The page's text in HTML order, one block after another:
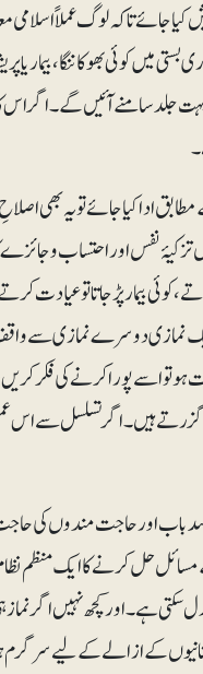
کیا جائے تاکہ لوگ عملاً
میں کوئی بھوکا ننگا ،
جلد سامنے آئیں گے۔ اگر اس
ادا کیا جائے تو یہ بھی
تزکیۂ نفس اور احتساب و
کوئی بیمار پڑجاتا تو عیادت
نمازی دوسرے نمازی سے واقف
ہو تو اسے پورا کرنے کی فکر
ہیں۔ اگر تسلسل سے اس
کے سدباب اور حاجت مندوں
حل کرنے کا ایک منظم
ہے۔ اور کچھ نہیں اگر نماز
کے ازالے کے لیے سرگرم